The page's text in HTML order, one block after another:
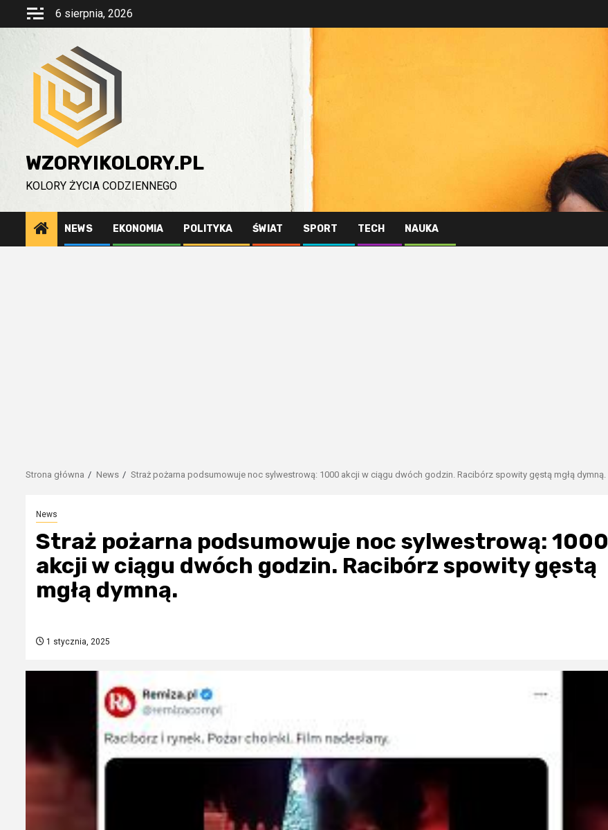
Przejdź
6 sierpnia, 2026
WZORYIKOLORY.PL
KOLORY ŻYCIA CODZIENNEGO
NEWS EKONOMIA POLITYKA ŚWIAT SPORT TECH NAUKA
Strona główna News Straż pożarna podsumowuje noc sylwestrową: 1000 akcji w ciągu dwóch godzin. Racibórz spowity gęstą mgłą dymną.
News
Straż pożarna podsumowuje noc sylwestrową: 1000
akcji w ciągu dwóch godzin. Racibórz spowity gęstą
mgłą dymną.
1 stycznia, 2025